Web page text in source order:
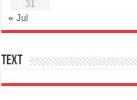
31
« Jul
Text